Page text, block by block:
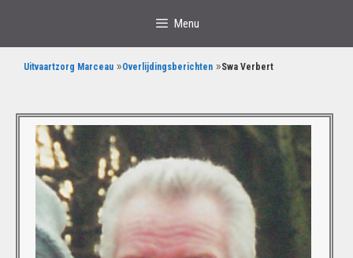
Menu
Uitvaartzorg Marceau »Overlijdingsberichten »Swa Verbert